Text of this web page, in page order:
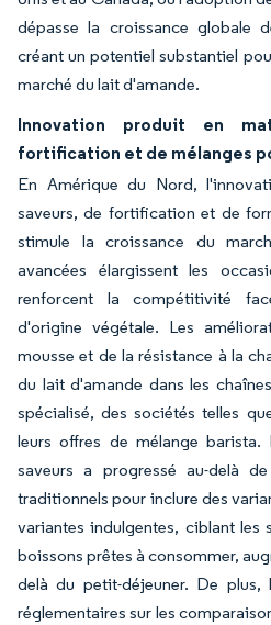
dépasse la croissance globale
créant un potentiel substantiel
marché du lait d'amande.
Innovation produit en
fortification et de mélanges
En Amérique du Nord,
saveurs, de fortification et de
stimule la croissance du
avancées élargissent les
renforcent la compétitivité
d'origine végétale. Les
mousse et de la résistance à la
du lait d'amande dans les
spécialisé, des sociétés telles
leurs offres de mélange
saveurs a progressé au-delà
traditionnels pour inclure des
variantes indulgentes, ciblant les
boissons prêtes à consommer,
delà du petit-déjeuner. De plus,
réglementaires sur les